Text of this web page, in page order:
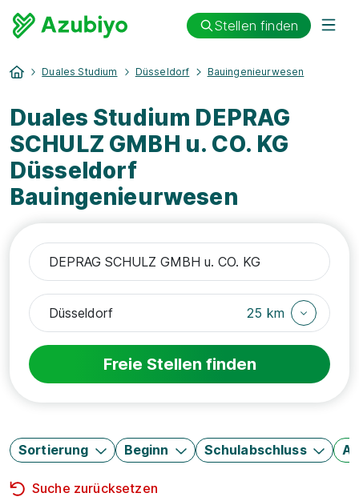
Stellen finden
Duales Studium Düsseldorf Bauingenieurwesen
Duales Studium DEPRAG
SCHULZ GMBH u. CO. KG
Düsseldorf
Bauingenieurwesen
25 km
Freie Stellen finden
Sortierung Beginn Schulabschluss
Suche zurücksetzen